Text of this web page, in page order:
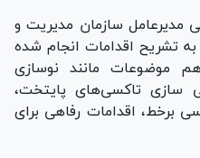
مدیرعامل سازمان مدیریت و
تشریح اقدامات انجام شده
موضوعات مانند نوسازی
سازی تاکسی‌های پایتخت،
برخط، اقدامات رفاهی برای